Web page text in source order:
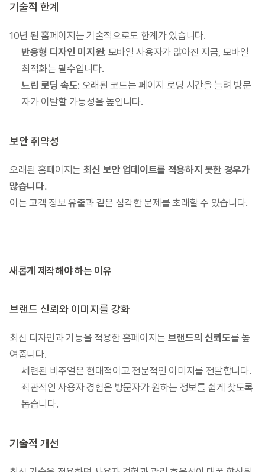
기술적 한계
10년 된 홈페이지는 기술적으로도 한계가 있습니다.
반응형 디자인 미지원: 모바일 사용자가 많아진 지금, 모바일
최적화는 필수입니다.
느린 로딩 속도: 오래된 코드는 페이지 로딩 시간을 늘려 방문
자가 이탈할 가능성을 높입니다.
보안 취약성
오래된 홈페이지는 최신 보안 업데이트를 적용하지 못한 경우가
많습니다.
이는 고객 정보 유출과 같은 심각한 문제를 초래할 수 있습니다.
새롭게 제작해야 하는 이유
브랜드 신뢰와 이미지를 강화
최신 디자인과 기능을 적용한 홈페이지는 브랜드의 신뢰도를 높
여줍니다.
세련된 비주얼은 현대적이고 전문적인 이미지를 전달합니다.
직관적인 사용자 경험은 방문자가 원하는 정보를 쉽게 찾도록
돕습니다.
기술적 개선